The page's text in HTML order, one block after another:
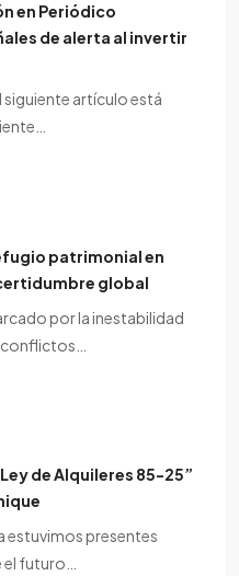
en Periódico
de alerta al invertir
siguiente artículo está
patrimonial en
global
por la inestabilidad
de Alquileres 85-25”
estuvimos presentes
futuro…